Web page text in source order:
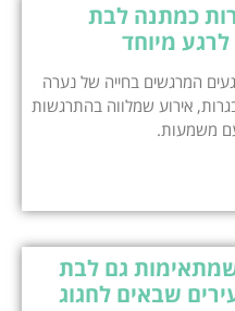
כמתנה לבת
מיוחד
המרגשים בחייה של נערה
אירוע שמלווה בהתרגשות
משמעות.
גם לבת
שבאים לחגוג